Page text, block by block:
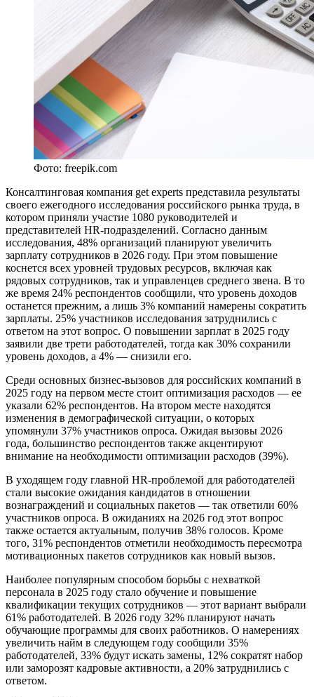
Фото: freepik.com
Консалтинговая компания get experts представила результаты
своего ежегодного исследования российского рынка труда, в
котором приняли участие 1080 руководителей и
представителей HR-подразделений. Согласно данным
исследования, 48% организаций планируют увеличить
зарплату сотрудников в 2026 году. При этом повышение
коснется всех уровней трудовых ресурсов, включая как
рядовых сотрудников, так и управленцев среднего звена. В то
же время 24% респондентов сообщили, что уровень доходов
останется прежним, а лишь 3% компаний намерены сократить
зарплаты. 25% участников исследования затруднились с
ответом на этот вопрос. О повышении зарплат в 2025 году
заявили две трети работодателей, тогда как 30% сохранили
уровень доходов, а 4% — снизили его.
Среди основных бизнес-вызовов для российских компаний в
2025 году на первом месте стоит оптимизация расходов — ее
указали 62% респондентов. На втором месте находятся
изменения в демографической ситуации, о которых
упомянули 37% участников опроса. Ожидая вызовы 2026
года, большинство респондентов также акцентируют
внимание на необходимости оптимизации расходов (39%).
В уходящем году главной HR-проблемой для работодателей
стали высокие ожидания кандидатов в отношении
вознаграждений и социальных пакетов — так ответили 60%
участников опроса. В ожиданиях на 2026 год этот вопрос
также остается актуальным, получив 38% голосов. Кроме
того, 31% респондентов отметили необходимость пересмотра
мотивационных пакетов сотрудников как новый вызов.
Наиболее популярным способом борьбы с нехваткой
персонала в 2025 году стало обучение и повышение
квалификации текущих сотрудников — этот вариант выбрали
61% работодателей. В 2026 году 32% планируют начать
обучающие программы для своих работников. О намерениях
увеличить найм в следующем году сообщили 35%
работодателей, 33% будут искать замены, 12% сократят набор
или заморозят кадровые активности, а 20% затруднились с
ответом.